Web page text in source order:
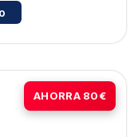
para Dangbei Floor
AHORRA 80€
-24%